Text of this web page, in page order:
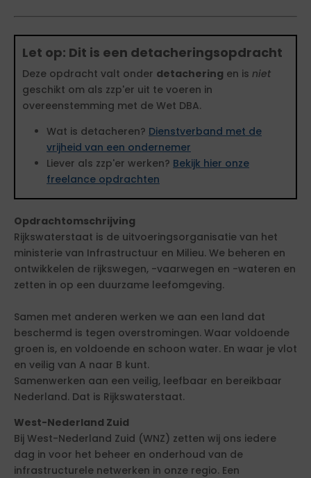
Let op: Dit is een detacheringsopdracht
Deze opdracht valt onder detachering en is niet
geschikt om als zzp'er uit te voeren in
overeenstemming met de Wet DBA.
Wat is detacheren? Dienstverband met de
vrijheid van een ondernemer
Liever als zzp'er werken? Bekijk hier onze
freelance opdrachten
Opdrachtomschrijving
Rijkswaterstaat is de uitvoeringsorganisatie van het
ministerie van Infrastructuur en Milieu. We beheren en
ontwikkelen de rijkswegen, -vaarwegen en -wateren en
zetten in op een duurzame leefomgeving.
Samen met anderen werken we aan een land dat
beschermd is tegen overstromingen. Waar voldoende
groen is, en voldoende en schoon water. En waar je vlot
en veilig van A naar B kunt.
Samenwerken aan een veilig, leefbaar en bereikbaar
Nederland. Dat is Rijkswaterstaat.
West-Nederland Zuid
Bij West-Nederland Zuid (WNZ) zetten wij ons iedere
dag in voor het beheer en onderhoud van de
infrastructurele netwerken in onze regio. Een